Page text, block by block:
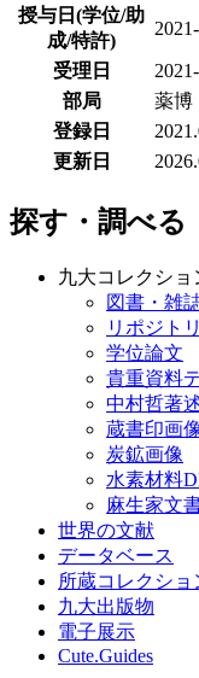
授与日(学位/助
成/特許)
受理日
部局
薬博
登録日
更新日
探す・調べる
九大コレクショ
図書・雑
リポジト
学位論文
貴重資料
中村哲著
蔵書印画
炭鉱画像
水素材料
麻生家文
世界の文献
データベース
所蔵コレクショ
九大出版物
電子展示
Cute.Guides